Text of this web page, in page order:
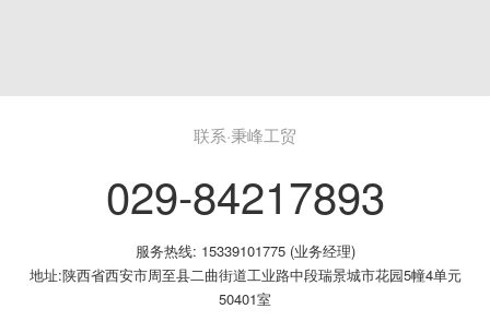
联系·秉峰工贸
029-84217893
服务热线: 15339101775 (业务经理)
地址:陕西省西安市周至县二曲街道工业路中段瑞景城市花园5幢4单元
50401室